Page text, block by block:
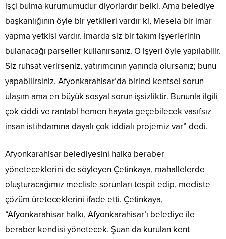
işçi bulma kurumumudur diyorlardır belki. Ama belediye
başkanlığının öyle bir yetkileri vardır ki, Mesela bir imar
yapma yetkisi vardır. İmarda siz bir takım işyerlerinin
bulanacağı parseller kullanırsanız. O işyeri öyle yapılabilir.
Siz ruhsat verirseniz, yatırımcının yanında olursanız; bunu
yapabilirsiniz. Afyonkarahisar’da birinci kentsel sorun
ulaşım ama en büyük sosyal sorun işsizliktir. Bununla ilgili
çok ciddi ve rantabl hemen hayata geçebilecek vasıfsız
insan istihdamına dayalı çok iddialı projemiz var” dedi.
Afyonkarahisar belediyesini halka beraber
yöneteceklerini de söyleyen Çetinkaya, mahallelerde
oluşturacağımız meclisle sorunları tespit edip, mecliste
çözüm üreteceklerini ifade etti. Çetinkaya,
“Afyonkarahisar halkı, Afyonkarahisar’ı belediye ile
beraber kendisi yönetecek. Şuan da kurulan kent